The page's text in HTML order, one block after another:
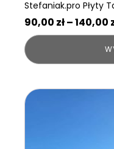
Stefaniak.pro Płyty
90,00 zł–140,00